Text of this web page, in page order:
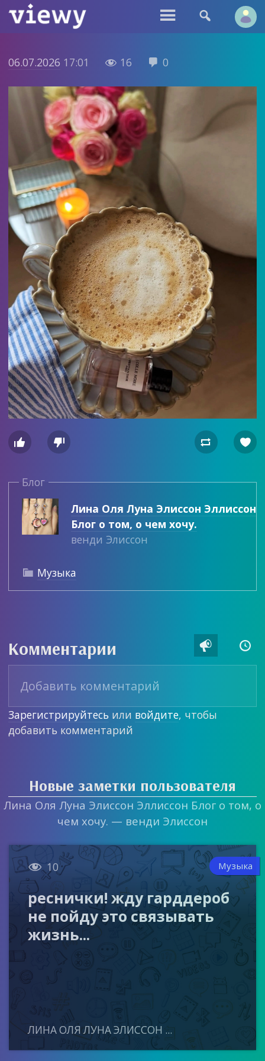
 
06.07.2026 17:01  16  0
   
Блог
Лина Оля Луна Элиссон Эллиссон
Блог о том, о чем хочу.
венди Элиссон
 Музыка
Комментарии  
Зарегистрируйтесь или войдите, чтобы
добавить комментарий
Новые заметки пользователя
Лина Оля Луна Элиссон Эллиссон Блог о том, о
чем хочу. — венди Элиссон
 10 Музыка
реснички! жду гарддероб
не пойду это связывать
жизнь...
ЛИНА ОЛЯ ЛУНА ЭЛИССОН ...